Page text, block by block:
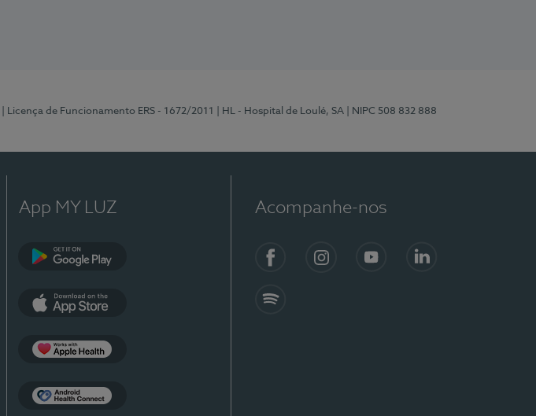
| Licença de Funcionamento ERS - 1672/2011 | HL - Hospital de Loulé, SA | NIPC 508 832 888
App MY LUZ Acompanhe-nos